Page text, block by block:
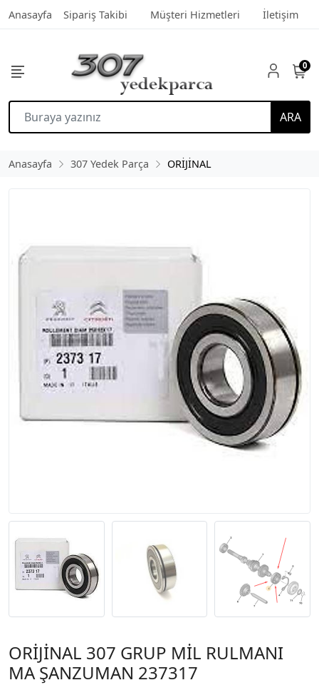
Anasayfa Sipariş Takibi Müşteri Hizmetleri İletişim
ARA
0
Anasayfa 307 Yedek Parça ORİJİNAL
ORİJİNAL 307 GRUP MİL RULMANI
MA ŞANZUMAN 237317